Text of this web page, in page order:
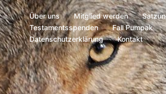
Über uns Mitglied werden
Testamentsspenden
Fall Pumpak
Datenschutzerklärung
Kontakt